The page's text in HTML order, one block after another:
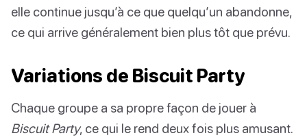
elle continue jusqu’à ce que quelqu’un abandonne,
ce qui arrive généralement bien plus tôt que prévu.
Variations de Biscuit Party
Chaque groupe a sa propre façon de jouer à
Biscuit Party, ce qui le rend deux fois plus amusant.